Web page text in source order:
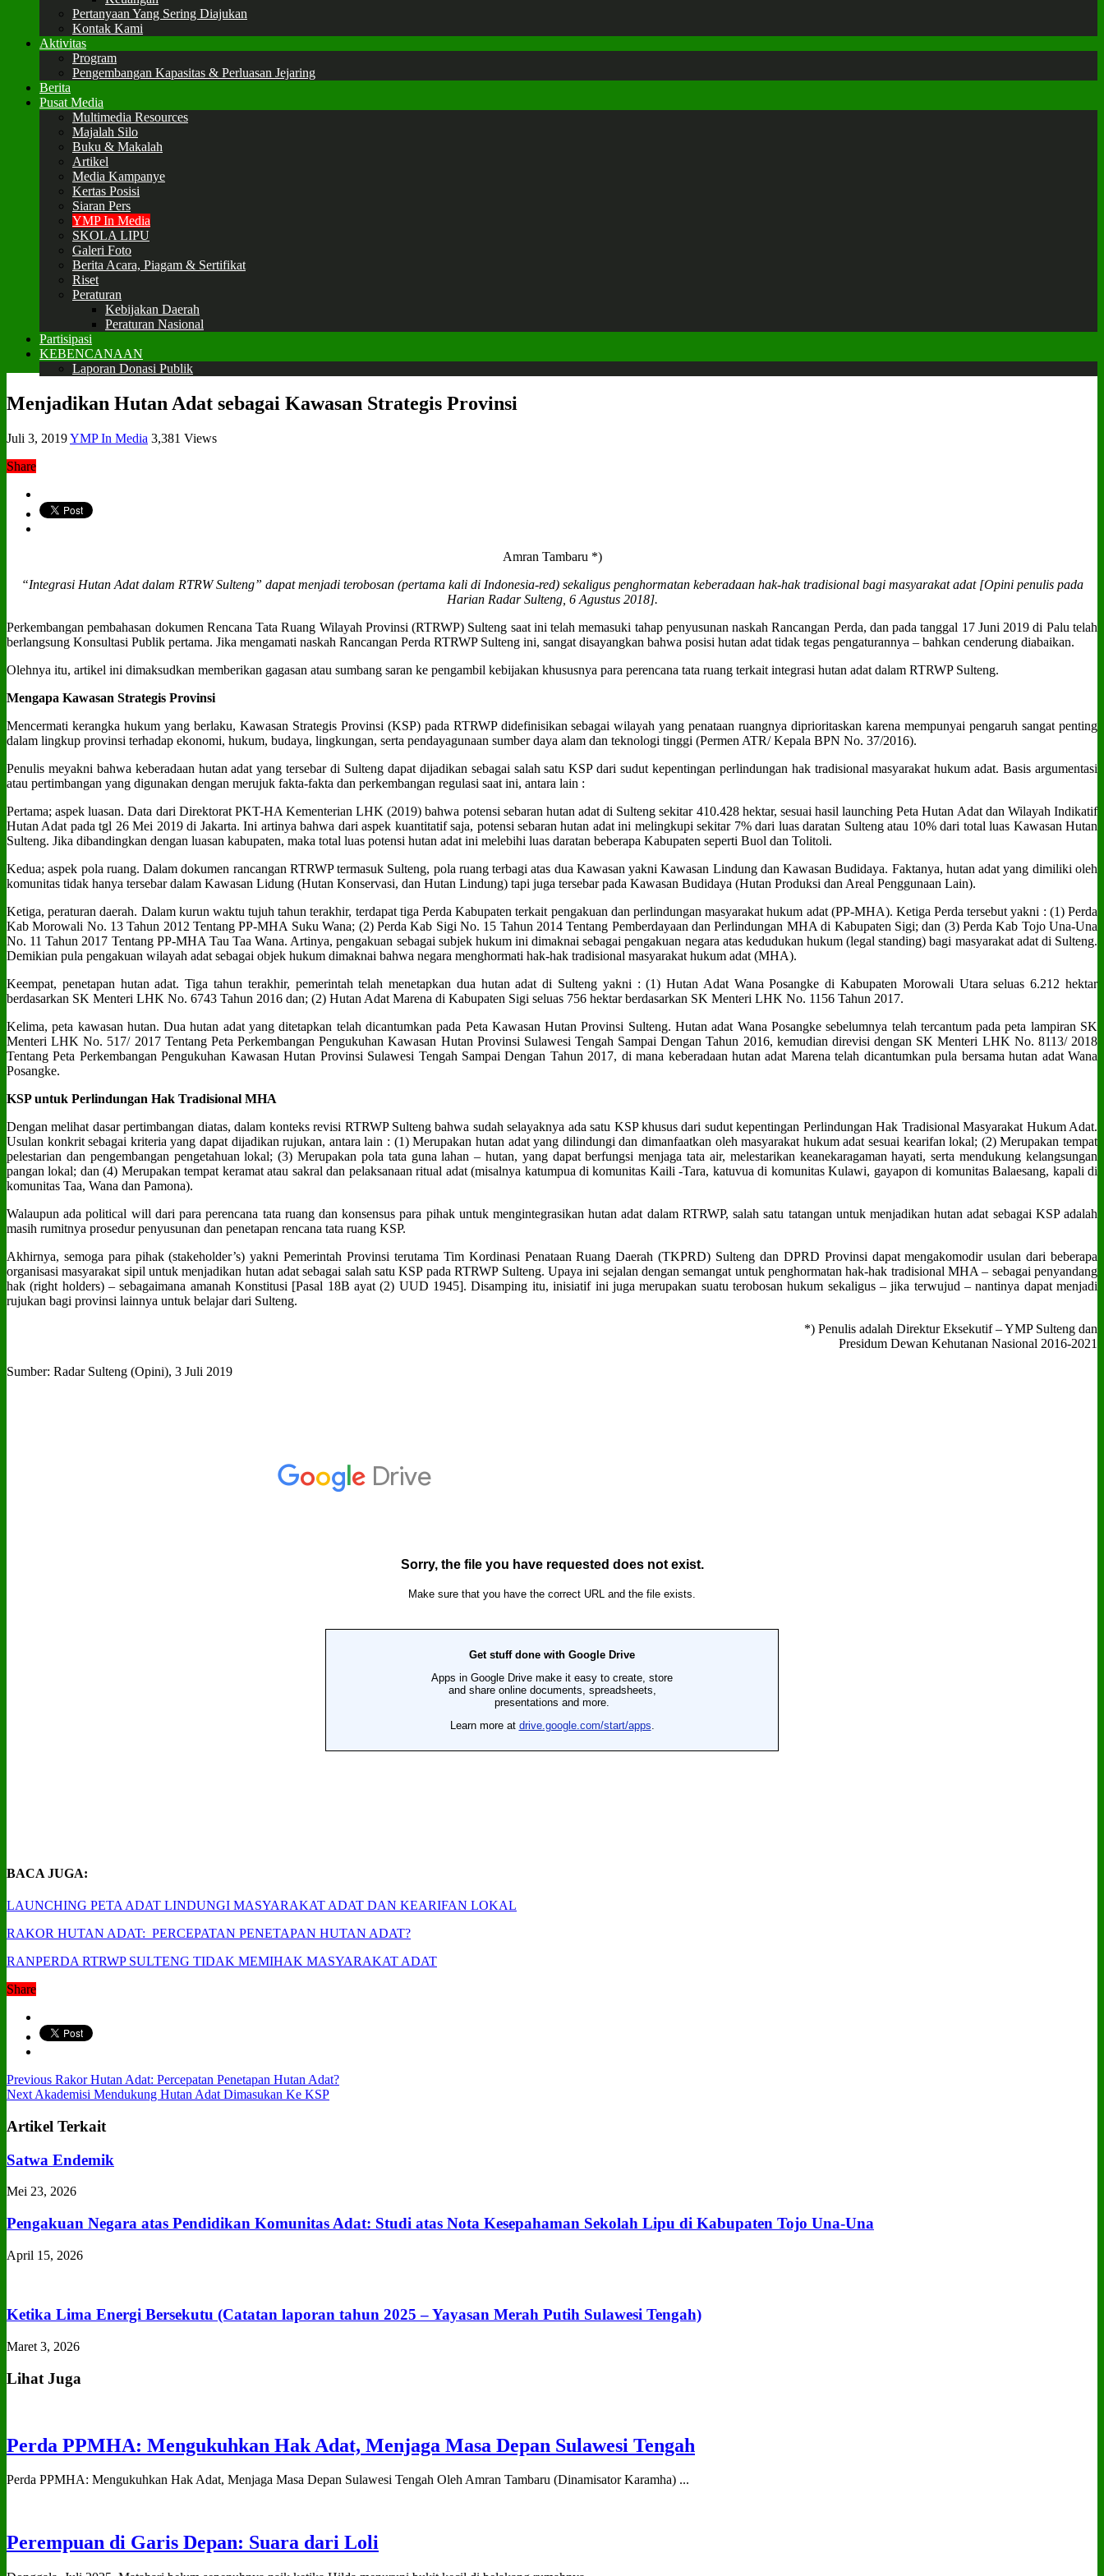
Pertanyaan Yang Sering Diajukan
Kontak Kami
Aktivitas
Program
Pengembangan Kapasitas & Perluasan Jejaring
Berita
Pusat Media
Multimedia Resources
Majalah Silo
Buku & Makalah
Artikel
Media Kampanye
Kertas Posisi
Siaran Pers
YMP In Media
SKOLA LIPU
Galeri Foto
Berita Acara, Piagam & Sertifikat
Riset
Peraturan
Kebijakan Daerah
Peraturan Nasional
Partisipasi
KEBENCANAAN
Laporan Donasi Publik
Menjadikan Hutan Adat sebagai Kawasan Strategis Provinsi
Juli 3, 2019YMP In Media 3,381 Views
Share
Amran Tambaru *)
“Integrasi Hutan Adat dalam RTRW Sulteng” dapat menjadi terobosan (pertama kali di Indonesia-red) sekaligus penghormatan keberadaan hak-hak tradisional bagi masyarakat adat [Opini penulis pada
Harian Radar Sulteng, 6 Agustus 2018].
Perkembangan pembahasan dokumen Rencana Tata Ruang Wilayah Provinsi (RTRWP) Sulteng saat ini telah memasuki tahap penyusunan naskah Rancangan Perda, dan pada tanggal 17 Juni 2019 di Palu telah
berlangsung Konsultasi Publik pertama. Jika mengamati naskah Rancangan Perda RTRWP Sulteng ini, sangat disayangkan bahwa posisi hutan adat tidak tegas pengaturannya – bahkan cenderung diabaikan.
Olehnya itu, artikel ini dimaksudkan memberikan gagasan atau sumbang saran ke pengambil kebijakan khususnya para perencana tata ruang terkait integrasi hutan adat dalam RTRWP Sulteng.
Mengapa Kawasan Strategis Provinsi
Mencermati kerangka hukum yang berlaku, Kawasan Strategis Provinsi (KSP) pada RTRWP didefinisikan sebagai wilayah yang penataan ruangnya diprioritaskan karena mempunyai pengaruh sangat penting
dalam lingkup provinsi terhadap ekonomi, hukum, budaya, lingkungan, serta pendayagunaan sumber daya alam dan teknologi tinggi (Permen ATR/ Kepala BPN No. 37/2016).
Penulis meyakni bahwa keberadaan hutan adat yang tersebar di Sulteng dapat dijadikan sebagai salah satu KSP dari sudut kepentingan perlindungan hak tradisional masyarakat hukum adat. Basis argumentasi
atau pertimbangan yang digunakan dengan merujuk fakta-fakta dan perkembangan regulasi saat ini, antara lain :
Pertama; aspek luasan. Data dari Direktorat PKT-HA Kementerian LHK (2019) bahwa potensi sebaran hutan adat di Sulteng sekitar 410.428 hektar, sesuai hasil launching Peta Hutan Adat dan Wilayah Indikatif
Hutan Adat pada tgl 26 Mei 2019 di Jakarta. Ini artinya bahwa dari aspek kuantitatif saja, potensi sebaran hutan adat ini melingkupi sekitar 7% dari luas daratan Sulteng atau 10% dari total luas Kawasan Hutan
Sulteng. Jika dibandingkan dengan luasan kabupaten, maka total luas potensi hutan adat ini melebihi luas daratan beberapa Kabupaten seperti Buol dan Tolitoli.
Kedua; aspek pola ruang. Dalam dokumen rancangan RTRWP termasuk Sulteng, pola ruang terbagi atas dua Kawasan yakni Kawasan Lindung dan Kawasan Budidaya. Faktanya, hutan adat yang dimiliki oleh
komunitas tidak hanya tersebar dalam Kawasan Lidung (Hutan Konservasi, dan Hutan Lindung) tapi juga tersebar pada Kawasan Budidaya (Hutan Produksi dan Areal Penggunaan Lain).
Ketiga, peraturan daerah. Dalam kurun waktu tujuh tahun terakhir, terdapat tiga Perda Kabupaten terkait pengakuan dan perlindungan masyarakat hukum adat (PP-MHA). Ketiga Perda tersebut yakni : (1) Perda
Kab Morowali No. 13 Tahun 2012 Tentang PP-MHA Suku Wana; (2) Perda Kab Sigi No. 15 Tahun 2014 Tentang Pemberdayaan dan Perlindungan MHA di Kabupaten Sigi; dan (3) Perda Kab Tojo Una-Una
No. 11 Tahun 2017 Tentang PP-MHA Tau Taa Wana. Artinya, pengakuan sebagai subjek hukum ini dimaknai sebagai pengakuan negara atas kedudukan hukum (legal standing) bagi masyarakat adat di Sulteng.
Demikian pula pengakuan wilayah adat sebagai objek hukum dimaknai bahwa negara menghormati hak-hak tradisional masyarakat hukum adat (MHA).
Keempat, penetapan hutan adat. Tiga tahun terakhir, pemerintah telah menetapkan dua hutan adat di Sulteng yakni : (1) Hutan Adat Wana Posangke di Kabupaten Morowali Utara seluas 6.212 hektar
berdasarkan SK Menteri LHK No. 6743 Tahun 2016 dan; (2) Hutan Adat Marena di Kabupaten Sigi seluas 756 hektar berdasarkan SK Menteri LHK No. 1156 Tahun 2017.
Kelima, peta kawasan hutan. Dua hutan adat yang ditetapkan telah dicantumkan pada Peta Kawasan Hutan Provinsi Sulteng. Hutan adat Wana Posangke sebelumnya telah tercantum pada peta lampiran SK
Menteri LHK No. 517/ 2017 Tentang Peta Perkembangan Pengukuhan Kawasan Hutan Provinsi Sulawesi Tengah Sampai Dengan Tahun 2016, kemudian direvisi dengan SK Menteri LHK No. 8113/ 2018
Tentang Peta Perkembangan Pengukuhan Kawasan Hutan Provinsi Sulawesi Tengah Sampai Dengan Tahun 2017, di mana keberadaan hutan adat Marena telah dicantumkan pula bersama hutan adat Wana
Posangke.
KSP untuk Perlindungan Hak Tradisional MHA
Dengan melihat dasar pertimbangan diatas, dalam konteks revisi RTRWP Sulteng bahwa sudah selayaknya ada satu KSP khusus dari sudut kepentingan Perlindungan Hak Tradisional Masyarakat Hukum Adat.
Usulan konkrit sebagai kriteria yang dapat dijadikan rujukan, antara lain : (1) Merupakan hutan adat yang dilindungi dan dimanfaatkan oleh masyarakat hukum adat sesuai kearifan lokal; (2) Merupakan tempat
pelestarian dan pengembangan pengetahuan lokal; (3) Merupakan pola tata guna lahan – hutan, yang dapat berfungsi menjaga tata air, melestarikan keanekaragaman hayati, serta mendukung kelangsungan
pangan lokal; dan (4) Merupakan tempat keramat atau sakral dan pelaksanaan ritual adat (misalnya katumpua di komunitas Kaili -Tara, katuvua di komunitas Kulawi, gayapon di komunitas Balaesang, kapali di
komunitas Taa, Wana dan Pamona).
Walaupun ada political will dari para perencana tata ruang dan konsensus para pihak untuk mengintegrasikan hutan adat dalam RTRWP, salah satu tatangan untuk menjadikan hutan adat sebagai KSP adalah
masih rumitnya prosedur penyusunan dan penetapan rencana tata ruang KSP.
Akhirnya, semoga para pihak (stakeholder’s) yakni Pemerintah Provinsi terutama Tim Kordinasi Penataan Ruang Daerah (TKPRD) Sulteng dan DPRD Provinsi dapat mengakomodir usulan dari beberapa
organisasi masyarakat sipil untuk menjadikan hutan adat sebagai salah satu KSP pada RTRWP Sulteng. Upaya ini sejalan dengan semangat untuk penghormatan hak-hak tradisional MHA – sebagai penyandang
hak (right holders) – sebagaimana amanah Konstitusi [Pasal 18B ayat (2) UUD 1945]. Disamping itu, inisiatif ini juga merupakan suatu terobosan hukum sekaligus – jika terwujud – nantinya dapat menjadi
rujukan bagi provinsi lainnya untuk belajar dari Sulteng.
*) Penulis adalah Direktur Eksekutif – YMP Sulteng dan
Presidum Dewan Kehutanan Nasional 2016-2021
Sumber: Radar Sulteng (Opini), 3 Juli 2019
BACA JUGA:
LAUNCHING PETA ADAT LINDUNGI MASYARAKAT ADAT DAN KEARIFAN LOKAL
RAKOR HUTAN ADAT: PERCEPATAN PENETAPAN HUTAN ADAT?
RANPERDA RTRWP SULTENG TIDAK MEMIHAK MASYARAKAT ADAT
Share
Previous Rakor Hutan Adat: Percepatan Penetapan Hutan Adat?
Next Akademisi Mendukung Hutan Adat Dimasukan Ke KSP
Artikel Terkait
Satwa Endemik
Mei 23, 2026
Pengakuan Negara atas Pendidikan Komunitas Adat: Studi atas Nota Kesepahaman Sekolah Lipu di Kabupaten Tojo Una‑Una
April 15, 2026
Ketika Lima Energi Bersekutu (Catatan laporan tahun 2025 – Yayasan Merah Putih Sulawesi Tengah)
Maret 3, 2026
Lihat Juga
Perda PPMHA: Mengukuhkan Hak Adat, Menjaga Masa Depan Sulawesi Tengah
Perda PPMHA: Mengukuhkan Hak Adat, Menjaga Masa Depan Sulawesi Tengah Oleh Amran Tambaru (Dinamisator Karamha) ...
Perempuan di Garis Depan: Suara dari Loli